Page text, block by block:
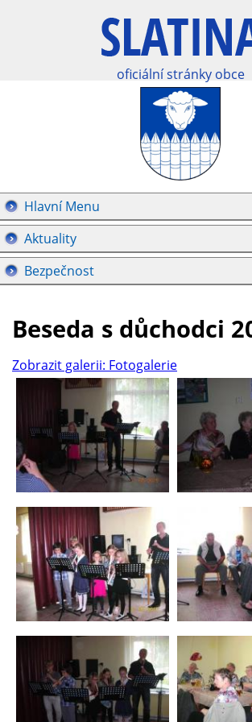
oficiální stránky obce
Hlavní Menu
Aktuality
Bezpečnost
Beseda s důchodci
Zobrazit galerii: Fotogalerie